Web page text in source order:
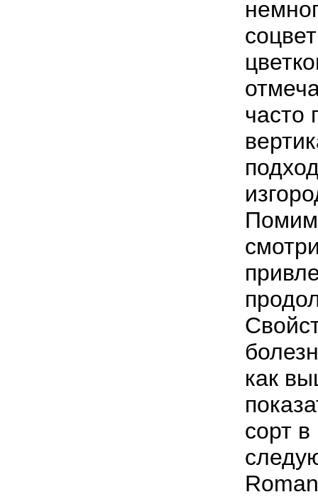
часто
как
сорт в